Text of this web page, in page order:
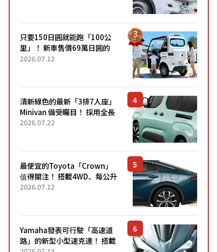
只要150日圓就能跑「100公
里」！ 新車售價69萬日圓的
「3人座」Trike大受歡迎！ 順
2026.07.12
清新綠色的最新「3排7人座」
Minivan 備受矚目！ 採用全長
4.7公尺剛剛好的車身尺寸與
2026.07.22
最便宜的Toyota「Crown」
值得關注！ 搭載4WD、每公升
22.4公里低油耗表現超亮眼！
2026.07.12
Yamaha發表可行駛「高速道
路」的新型小型速克達！ 搭載